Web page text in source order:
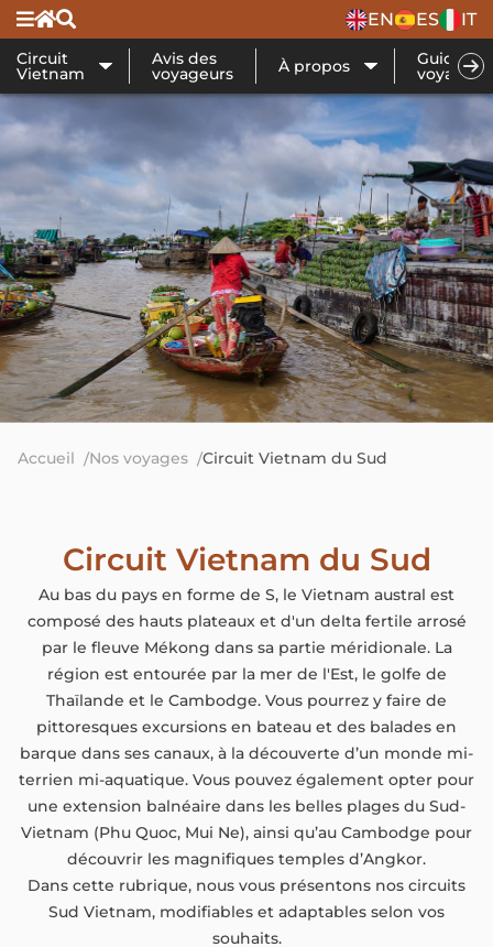
EN ES IT
Circuit
Vietnam
Avis des
voyageurs À propos Guide de
voyage
Accueil Nos voyages Circuit Vietnam du Sud
Circuit Vietnam du Sud
Au bas du pays en forme de S, le Vietnam austral est
composé des hauts plateaux et d'un delta fertile arrosé
par le fleuve Mékong dans sa partie méridionale. La
région est entourée par la mer de l'Est, le golfe de
Thaïlande et le Cambodge. Vous pourrez y faire de
pittoresques excursions en bateau et des balades en
barque dans ses canaux, à la découverte d’un monde mi-
terrien mi-aquatique. Vous pouvez également opter pour
une extension balnéaire dans les belles plages du Sud-
Vietnam (Phu Quoc, Mui Ne), ainsi qu’au Cambodge pour
découvrir les magnifiques temples d’Angkor.
Dans cette rubrique, nous vous présentons nos circuits
Sud Vietnam, modifiables et adaptables selon vos
souhaits.